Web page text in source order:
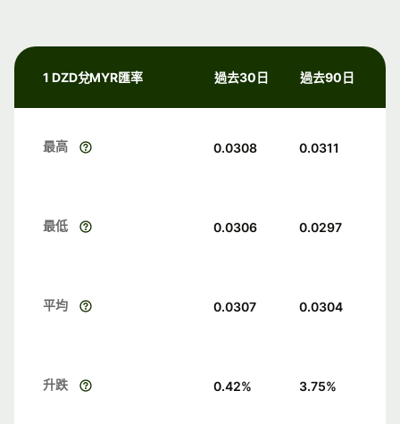
1 DZD兌MYR匯率 過去30日 過去90日
最高 0.0308 0.0311
最低 0.0306 0.0297
平均 0.0307 0.0304
升跌 0.42% 3.75%